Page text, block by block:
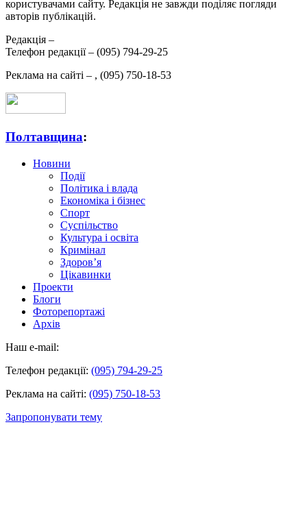
користувачами сайту. Редакція не завжди поділяє погляди
авторів публікацій.
Редакція –
Телефон редакції – (095) 794-29-25
Реклама на сайті – , (095) 750-18-53
Полтавщина:
Новини
Події
Політика і влада
Економіка і бізнес
Спорт
Суспільство
Культура і освіта
Кримінал
Здоров’я
Цікавинки
Проекти
Блоги
Фоторепортажі
Архів
Наш e-mail:
Телефон редакції: (095) 794-29-25
Реклама на сайті: (095) 750-18-53
Запропонувати тему